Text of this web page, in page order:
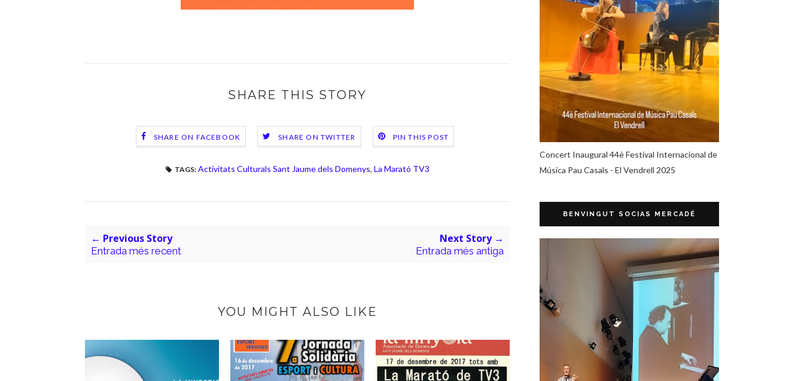
SHARE THIS STORY
SHARE ON FACEBOOK SHARE ON TWITTER PIN THIS POST
TAGS: Activitats Culturals Sant Jaume dels Domenys, La Marató TV3
← Previous Story
Entrada més recent
Next Story →
Entrada més antiga
YOU MIGHT ALSO LIKE
Concert Inaugural 44è Festival Internacional de
Música Pau Casals - El Vendrell 2025
BENVINGUT SOCIAS MERCADÉ